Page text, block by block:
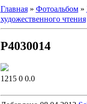
Главная» Фотоальбом»
художественного чтения
P4030014
1215 0 0.0